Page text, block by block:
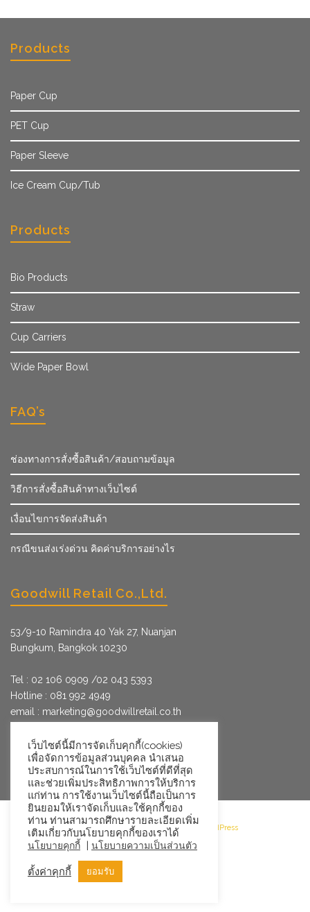
Products
Paper Cup
PET Cup
Paper Sleeve
Ice Cream Cup/Tub
Products
Bio Products
Straw
Cup Carriers
Wide Paper Bowl
FAQ’s
ช่องทางการสั่งซื้อสินค้า/สอบถามข้อมูล
วิธีการสั่งซื้อสินค้าทางเว็บไซต์
เงื่อนไขการจัดส่งสินค้า
กรณีขนส่งเร่งด่วน คิดค่าบริการอย่างไร
Goodwill Retail Co.,Ltd.
53/9­-10 Ramindra 40 Yak 27, Nuanjan
Bungkum, Bangkok 10230
Tel : 02 106 0909 /02 043 5393
Hotline : 081 992 4949
email : marketing@goodwillretail.co.th
FB : gwretail
©2026 Goodwill Retail · Powered by WordPress
เว็บไซต์นี้มีการจัดเก็บคุกกี้(cookies)
เพื่อจัดการข้อมูลส่วนบุคคล นำเสนอ
ประสบการณ์ในการใช้เว็บไซต์ที่ดีที่สุด
และช่วยเพิ่มประสิทธิภาพการให้บริการ
แก่ท่าน การใช้งานเว็บไซต์นี้ถือเป็นการ
ยินยอมให้เราจัดเก็บและใช้คุกกี้ของ
ท่าน ท่านสามารถศึกษารายละเอียดเพิ่ม
เติมเกี่ยวกับนโยบายคุกกี้ของเราได้
นโยบายคุกกี้ | นโยบายความเป็นส่วนตัว
ตั้งค่าคุกกี้ ยอมรับ